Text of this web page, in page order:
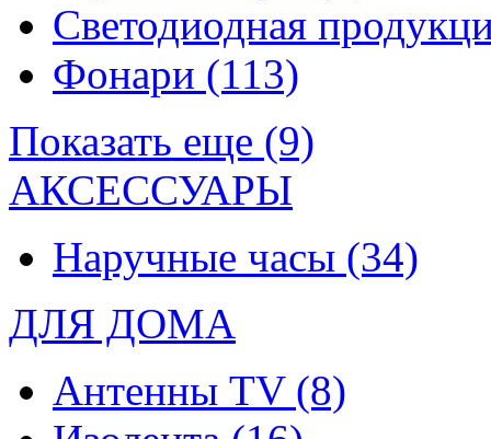
Светодиодная
Фонари (113)
Показать еще (9)
АКСЕССУАРЫ
Наручные часы (34)
ДЛЯ ДОМА
Антенны TV (8)